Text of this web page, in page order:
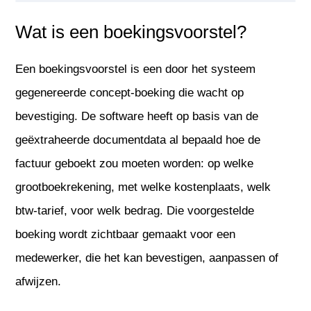
Wat is een boekingsvoorstel?
Een boekingsvoorstel is een door het systeem
gegenereerde concept-boeking die wacht op
bevestiging. De software heeft op basis van de
geëxtraheerde documentdata al bepaald hoe de
factuur geboekt zou moeten worden: op welke
grootboekrekening, met welke kostenplaats, welk
btw-tarief, voor welk bedrag. Die voorgestelde
boeking wordt zichtbaar gemaakt voor een
medewerker, die het kan bevestigen, aanpassen of
afwijzen.